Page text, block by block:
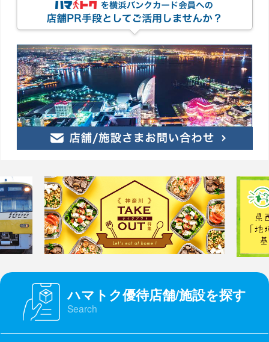
ハマトク優待店舗/施設を探す
Search